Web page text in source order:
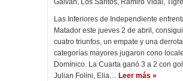
Galván, Los Santos, Ramiro Vidal , Tigre
Las Inferiores de Independiente
Matador este jueves 2 de abril,
cuatro triunfos, un empate y una
categorías mayores jugaron cono
Domínico. La Cuarta ganó 3 a 2 con
Julian Folini, Elia… Leer más »